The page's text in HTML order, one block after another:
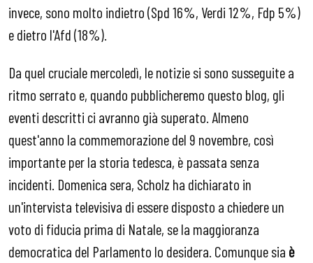
invece, sono molto indietro (Spd 16%, Verdi 12%, Fdp 5%)
e dietro l'Afd (18%).
Da quel cruciale mercoledì, le notizie si sono susseguite a
ritmo serrato e, quando pubblicheremo questo blog, gli
eventi descritti ci avranno già superato. Almeno
quest'anno la commemorazione del 9 novembre, così
importante per la storia tedesca, è passata senza
incidenti. Domenica sera, Scholz ha dichiarato in
un'intervista televisiva di essere disposto a chiedere un
voto di fiducia prima di Natale, se la maggioranza
democratica del Parlamento lo desidera. Comunque sia è